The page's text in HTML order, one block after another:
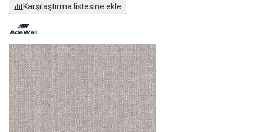
Karşılaştırma listesine ekle